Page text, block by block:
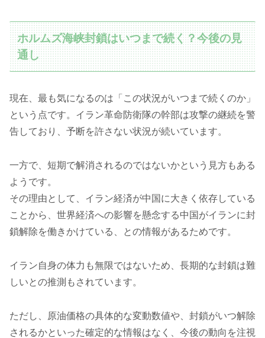
ホルムズ海峡封鎖はいつまで続く？今後の見
通し
現在、最も気になるのは「この状況がいつまで続くのか」
という点です。イラン革命防衛隊の幹部は攻撃の継続を警
告しており、予断を許さない状況が続いています。
一方で、短期で解消されるのではないかという見方もある
ようです。
その理由として、イラン経済が中国に大きく依存している
ことから、世界経済への影響を懸念する中国がイランに封
鎖解除を働きかけている、との情報があるためです。
イラン自身の体力も無限ではないため、長期的な封鎖は難
しいとの推測もされています。
ただし、原油価格の具体的な変動数値や、封鎖がいつ解除
されるかといった確定的な情報はなく、今後の動向を注視